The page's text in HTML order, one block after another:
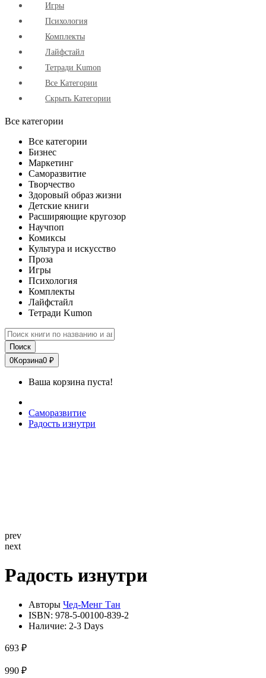
Игры
Психология
Комплекты
Лайфстайл
Тетради Kumon
Все Категории
Скрыть Категории
Все категории
Все категории
Бизнес
Маркетинг
Саморазвитие
Творчество
Здоровый образ жизни
Детские книги
Расширяющие кругозор
Научпоп
Комиксы
Культура и искусство
Проза
Игры
Психология
Комплекты
Лайфстайл
Тетради Kumon
Поиск
0Корзина0 ₽
Ваша корзина пуста!
Саморазвитие
Радость изнутри
prev
next
Радость изнутри
Авторы Чед-Менг Тан
ISBN: 978-5-00100-839-2
Наличие: 2-3 Days
693 ₽
990 ₽